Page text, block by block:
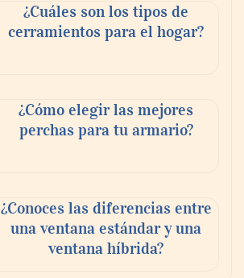
¿Cuáles son los tipos de
cerramientos para el hogar?
¿Cómo elegir las mejores
perchas para tu armario?
¿Conoces las diferencias entre
una ventana estándar y una
ventana híbrida?